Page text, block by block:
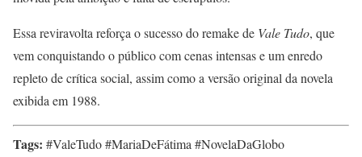
Essa reviravolta reforça o sucesso do remake de Vale Tudo, que
vem conquistando o público com cenas intensas e um enredo
repleto de crítica social, assim como a versão original da novela
exibida em 1988.
Tags: #ValeTudo #MariaDeFátima #NovelaDaGlobo